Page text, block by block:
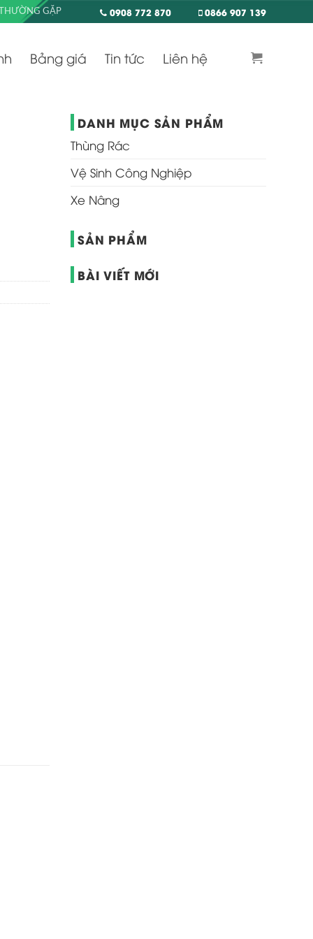
GẶP 0908 772 870 0866 907 139
Bảng giá Tin tức Liên hệ
DANH MỤC SẢN PHẨM
Thùng Rác
Vệ Sinh Công Nghiệp
Xe Nâng
SẢN PHẨM
BÀI VIẾT MỚI